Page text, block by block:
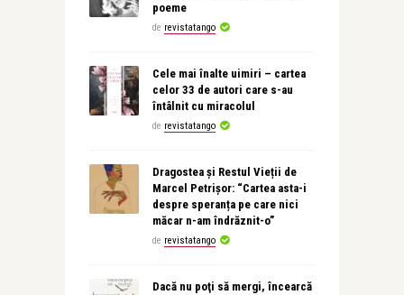
poeme
de revistatango
Cele mai înalte uimiri – cartea
celor 33 de autori care s-au
întâlnit cu miracolul
de revistatango
Dragostea și Restul Vieții de
Marcel Petrișor: “Cartea asta-i
despre speranța pe care nici
măcar n-am îndrăznit-o”
de revistatango
Dacă nu poţi să mergi, încearcă